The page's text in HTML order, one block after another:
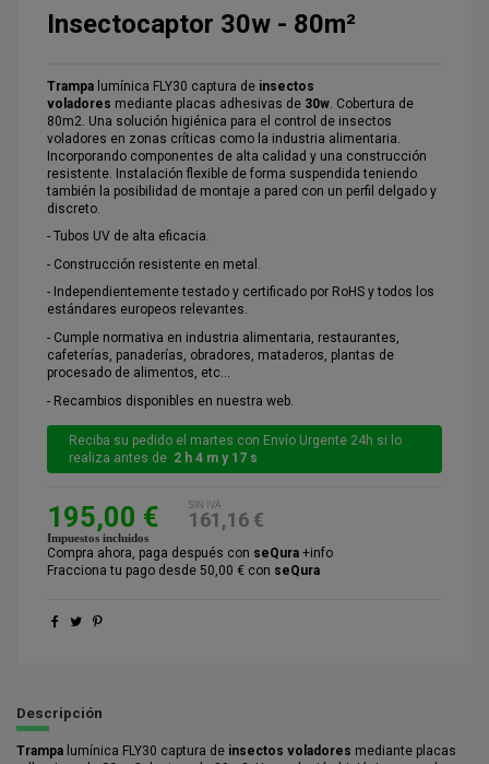
Insectocaptor 30w - 80m²
Trampa lumínica FLY30 captura de insectos
voladores mediante placas adhesivas de 30w . Cobertura de
80m2. Una solución higiénica para el control de insectos
voladores en zonas críticas como la industria alimentaria.
Incorporando componentes de alta calidad y una construcción
resistente. Instalación flexible de forma suspendida teniendo
también la posibilidad de montaje a pared con un perfil delgado y
discreto.
- Tubos UV de alta eficacia.
- Construcción resistente en metal.
- Independientemente testado y certificado por RoHS y todos los
estándares europeos relevantes.
- Cumple normativa en industria alimentaria, restaurantes,
cafeterías, panaderías, obradores, mataderos, plantas de
procesado de alimentos, etc…
- Recambios disponibles en nuestra web.
Reciba su pedido el martes con Envío Urgente 24h si lo
realiza antes de 2 h 4 m y 17 s
195,00 € SIN IVA
161,16 €
Impuestos incluidos
Compra ahora, paga después con seQura +info
Fracciona tu pago desde 50,00 € con seQura
Descripción
Trampa lumínica FLY30 captura de insectos voladores mediante placas